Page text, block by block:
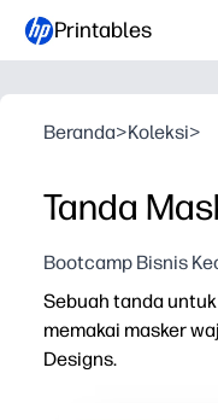
Printables
Beranda>Koleksi>
Tanda
Bootcamp Bisnis
Sebuah tanda
memakai masker
Designs.